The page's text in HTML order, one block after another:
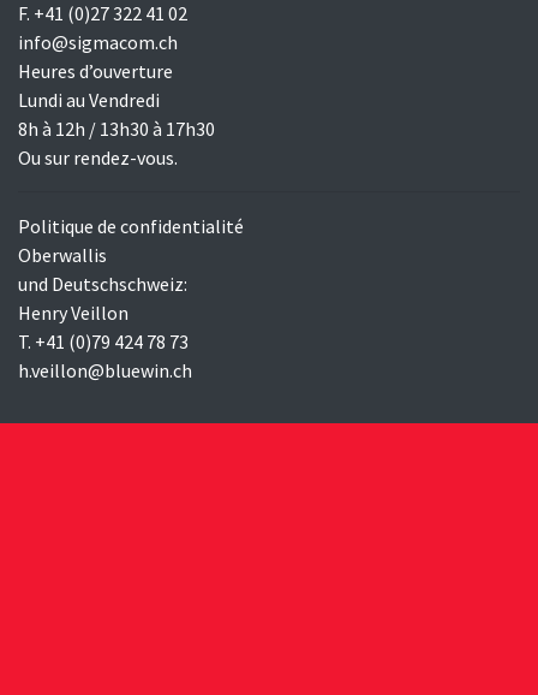
F. +41 (0)27 322 41 02
info@sigmacom.ch
Heures d’ouverture
Lundi au Vendredi
8h à 12h / 13h30 à 17h30
Ou sur rendez-vous.
Politique de confidentialité
Oberwallis
und Deutschschweiz:
Henry Veillon
T. +41 (0)79 424 78 73
h.veillon@bluewin.ch